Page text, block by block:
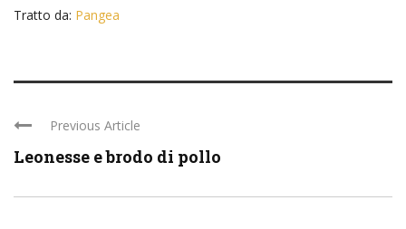
Tratto da: Pangea
Previous Article
Leonesse e brodo di pollo